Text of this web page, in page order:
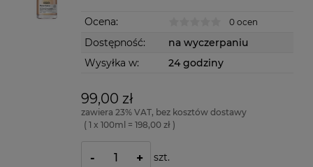
Ocena: 0 ocen
Dostępność:
na wyczerpaniu
Wysyłka w:
24 godziny
99,00 zł
zawiera 23% VAT, bez kosztów dostawy
( 1 x 100ml = 198,00 zł )
- + szt.